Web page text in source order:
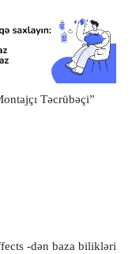
Təcrübəçi”
-dən baza bilikləri